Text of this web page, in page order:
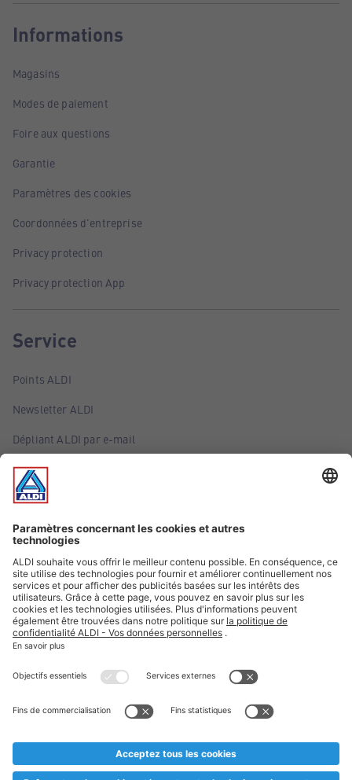
Informations
Magasins
Modes de paiement
Foire aux questions
Garantie
Paramètres des cookies
Coordonnées d'entreprise
Privacy protection
Privacy protection App
Service
Points ALDI
Newsletter ALDI
Dépliant ALDI par e-mail
Offres
Infos essentielles
Suivez ALDI Belgique
Textes marqués d'un astérisque et mentions légales
* Nous vendons ces articles temporairement et jusqu'à
au cas où, malgré le planning bien étudié, nous serions
prématurément en rupture de stock. Prix Recupel et TVA incl.
** Sur ce site, l’utilisation de la forme masculine a été adoptée